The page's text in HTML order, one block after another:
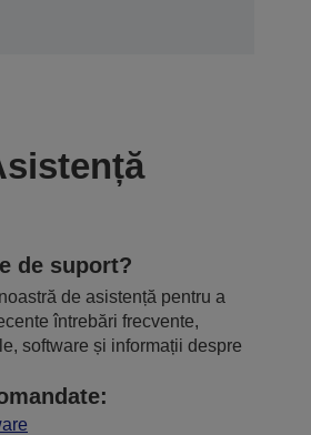
de suport?
de asistență pentru a
întrebări frecvente,
software și informații despre